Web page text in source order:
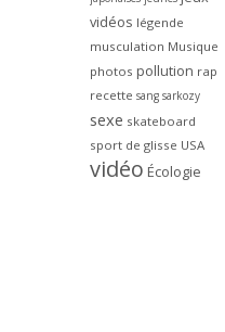
vidéos légende
musculation Musique
photos pollution rap
recette sang sarkozy
sexe skateboard
sport de glisse USA
vidéo Écologie